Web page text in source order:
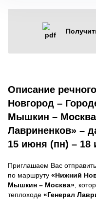
Описание
Новгород –
Мышкин –
Лавриненков» –
15 июня (пн) – 18
Приглашаем Вас
по маршруту «Нижний
Мышкин – Москва» ,
теплоходе «Генерал